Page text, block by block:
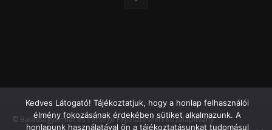
© Balassagyarmat és Térsége Fejlesztéséért Közalapítvány
Kedves Látogató! Tájékoztatjuk, hogy a honlap felhasználói
élmény fokozásának érdekében sütiket alkalmazunk. A
honlapunk használatával ön a tájékoztatásunkat tudomásul